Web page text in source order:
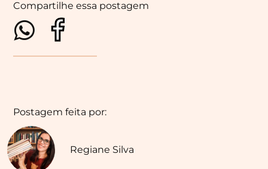
Compartilhe essa postagem
Postagem feita por:
Regiane Silva